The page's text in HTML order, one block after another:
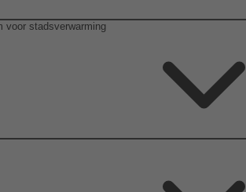
voor stadsverwarming